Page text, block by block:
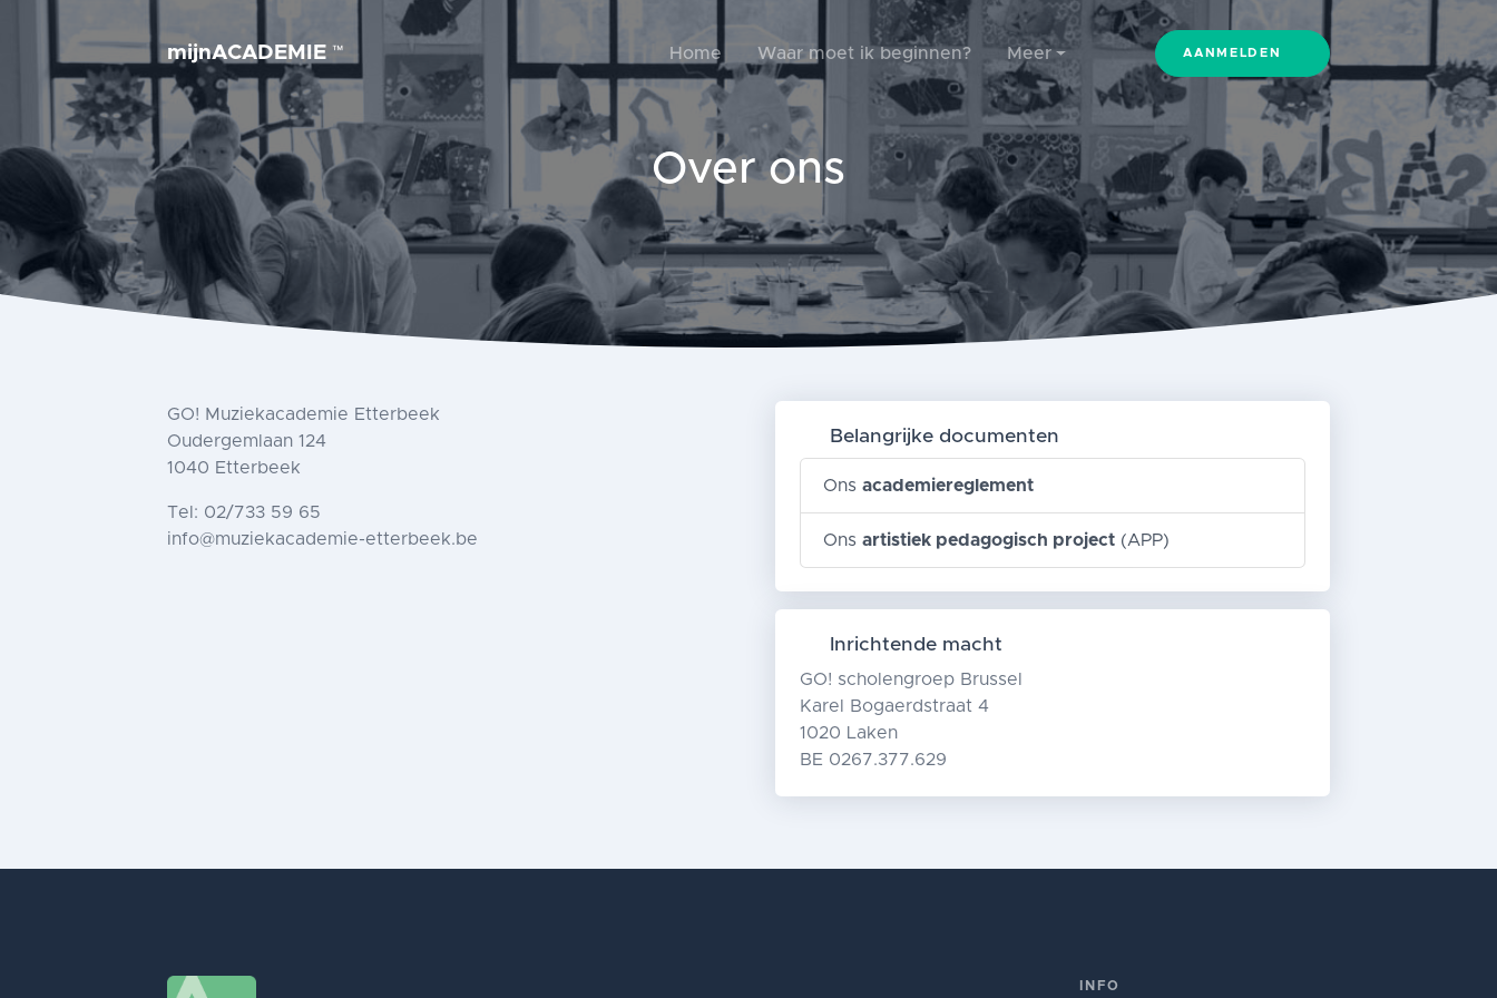
mijnACADEMIE ™ Home Waar moet ik beginnen? Meer AANMELDEN
Over ons
GO! Muziekacademie Etterbeek
Oudergemlaan 124
1040 Etterbeek
Tel: 02/733 59 65
info@muziekacademie-etterbeek.be
Belangrijke documenten
Ons academiereglement
Ons artistiek pedagogisch project(APP)
Inrichtende macht
GO! scholengroep Brussel
Karel Bogaerdstraat 4
1020 Laken
BE 0267.377.629
INFO